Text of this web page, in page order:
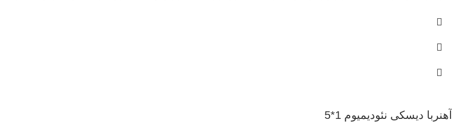
آهنربا دیسکی نئودیمیوم 1*5